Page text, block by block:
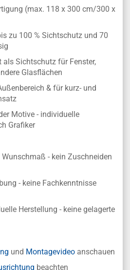
(max. 118 x 300 cm/300 x
zu 100 % Sichtschutz und 70
als Sichtschutz für Fenster,
Glasflächen
& für kurz- und
Motive - individuelle
Grafiker
- kein Zuschneiden
- keine Fachkenntnisse
Herstellung - keine gelagerte
und Montagevideo anschauen
beachten